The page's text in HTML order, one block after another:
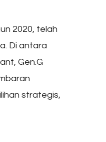
2020, telah
Di antara
Gen.G
strategis,